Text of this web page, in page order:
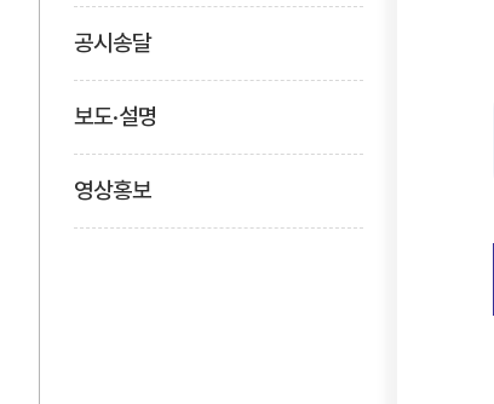
공시송달
보도·설명
영상홍보